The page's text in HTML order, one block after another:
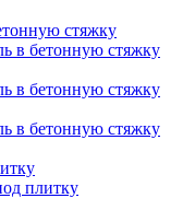
стяжку
в бетонную стяжку
в бетонную стяжку
в бетонную стяжку
плитку